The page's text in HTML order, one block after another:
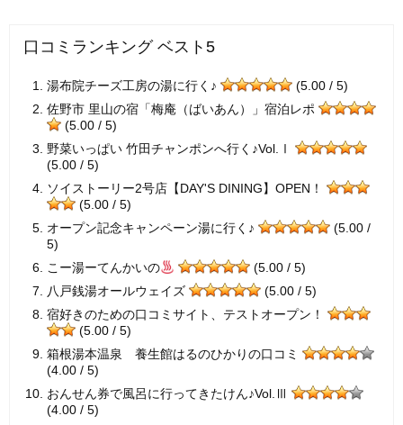
口コミランキング ベスト5
湯布院チーズ工房の湯に行く♪
(5.00 / 5)
佐野市 里山の宿「梅庵（ばいあん）」宿泊レポ
(5.00 / 5)
野菜いっぱい 竹田チャンポンへ行く♪Vol.Ⅰ
(5.00 / 5)
ソイストーリー2号店【DAY'S DINING】OPEN！
(5.00 / 5)
オープン記念キャンペーン湯に行く♪
(5.00 /
5)
こー湯ーてんかいの
(5.00 / 5)
八戸銭湯オールウェイズ
(5.00 / 5)
宿好きのための口コミサイト、テストオープン！
(5.00 / 5)
箱根湯本温泉 養生館はるのひかりの口コミ
(4.00 / 5)
おんせん券で風呂に行ってきたけん♪Vol.Ⅲ
(4.00 / 5)